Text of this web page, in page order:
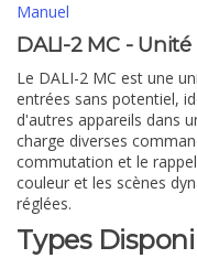
Manuel
DALI-2 MC -
Le DALI-2 MC est une
entrées sans potentiel,
d'autres appareils dans
charge diverses
commutation et le
couleur et les scènes
réglées.
Types